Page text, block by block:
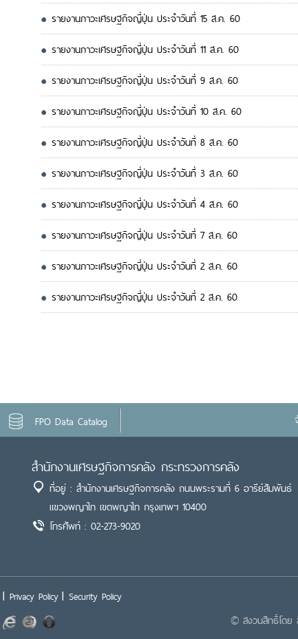
รายงานภาวะเศรษฐกิจญี่ปุ่น ประจำวันที่ 15 ส.ค. 60
รายงานภาวะเศรษฐกิจญี่ปุ่น ประจำวันที่ 11 ส.ค. 60
รายงานภาวะเศรษฐกิจญี่ปุ่น ประจำวันที่ 9 ส.ค. 60
รายงานภาวะเศรษฐกิจญี่ปุ่น ประจำวันที่ 10 ส.ค. 60
รายงานภาวะเศรษฐกิจญี่ปุ่น ประจำวันที่ 8 ส.ค. 60
รายงานภาวะเศรษฐกิจญี่ปุ่น ประจำวันที่ 3 ส.ค. 60
รายงานภาวะเศรษฐกิจญี่ปุ่น ประจำวันที่ 4 ส.ค. 60
รายงานภาวะเศรษฐกิจญี่ปุ่น ประจำวันที่ 7 ส.ค. 60
รายงานภาวะเศรษฐกิจญี่ปุ่น ประจำวันที่ 2 ส.ค. 60
รายงานภาวะเศรษฐกิจญี่ปุ่น ประจำวันที่ 2 ส.ค. 60
FPO Data Catalog
สำนักงานเศรษฐกิจการคลัง กระทรวงการคลัง
ที่อยู่ : สำนักงานเศรษฐกิจการคลัง ถนนพระรามที่ 6 อารีย์สัมพันธ์
แขวงพญาไท เขตพญาไท กรุงเทพฯ 10400
โทรศัพท์ : 02-273-9020
Privacy Policy Security Policy
© สงวนสิทธิ์โดย